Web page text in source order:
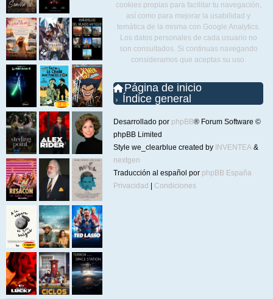
cookies propias para facilitar tu navegación,
así como para mejorar la usabilidad y
temática de la misma con Google Analytics.
Los datos personales de cada usuario no
son consultados. Si continuas navegando
consideramos que aceptas su uso.
Página de inicio
Índice general
Desarrollado por phpBB® Forum Software ©
phpBB Limited
Style we_clearblue created by INVENTEA &
nextgen
Traducción al español por phpBB España
Privacidad
Condiciones